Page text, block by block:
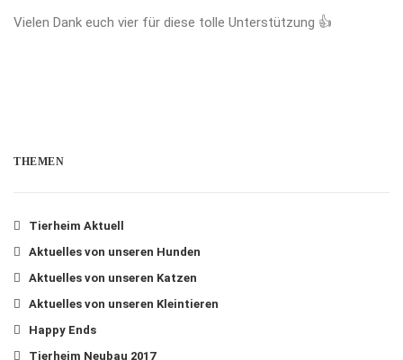
Vielen Dank euch vier für diese tolle Unterstützung 👍
THEMEN
Tierheim Aktuell
Aktuelles von unseren Hunden
Aktuelles von unseren Katzen
Aktuelles von unseren Kleintieren
Happy Ends
Tierheim Neubau 2017